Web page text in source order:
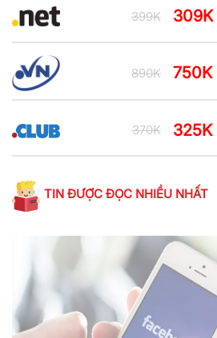
399K 309K
890K 750K
370K 325K
TIN ĐƯỢC ĐỌC NHIỀU NHẤT